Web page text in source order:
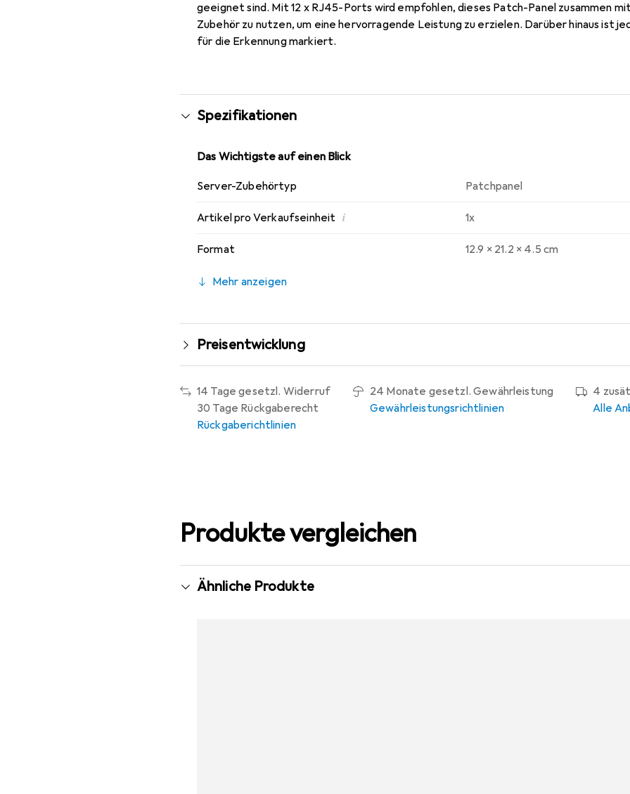
geeignet sind. Mit 12 x RJ45-Ports wird empfohlen, dieses Patch-Panel zusammen
Zubehör zu nutzen, um eine hervorragende Leistung zu erzielen. Darüber hinaus ist
für die Erkennung markiert.
Spezifikationen
Das Wichtigste auf einen Blick
Server-Zubehörtyp Patchpanel
Artikel pro Verkaufseinheit i 1x
Format 12.9 x 21.2 x 4.5 cm
Mehr anzeigen
Preisentwicklung
14 Tage gesetzl. Widerruf
30 Tage Rückgaberecht
Rückgaberichtlinien
24 Monate gesetzl. Gewährleistung
Gewährleistungsrichtlinien
4
Alle
Produkte vergleichen
Ähnliche Produkte